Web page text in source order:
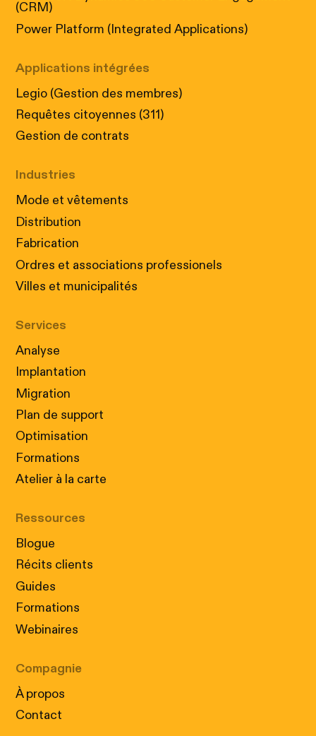
(CRM)
Power Platform (Integrated Applications)
Applications intégrées
Legio (Gestion des membres)
Requêtes citoyennes (311)
Gestion de contrats
Industries
Mode et vêtements
Distribution
Fabrication
Ordres et associations professionels
Villes et municipalités
Services
Analyse
Implantation
Migration
Plan de support
Optimisation
Formations
Atelier à la carte
Ressources
Blogue
Récits clients
Guides
Formations
Webinaires
Compagnie
À propos
Contact